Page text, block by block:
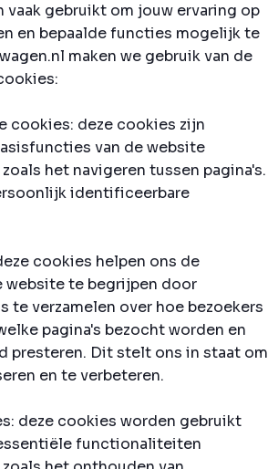
vaak gebruikt om jouw ervaring op
en bepaalde functies mogelijk te
maken we gebruik van de
cookies: deze cookies zijn
van de website
het navigeren tussen pagina's.
identificeerbare
cookies helpen ons de
website te begrijpen door
te verzamelen over hoe bezoekers
pagina's bezocht worden en
presteren. Dit stelt ons in staat om
en te verbeteren.
deze cookies worden gebruikt
functionaliteiten